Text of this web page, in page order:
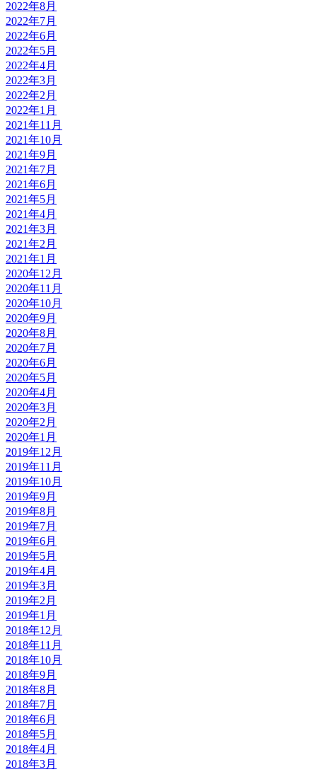
2022年8月
2022年7月
2022年6月
2022年5月
2022年4月
2022年3月
2022年2月
2022年1月
2021年11月
2021年10月
2021年9月
2021年7月
2021年6月
2021年5月
2021年4月
2021年3月
2021年2月
2021年1月
2020年12月
2020年11月
2020年10月
2020年9月
2020年8月
2020年7月
2020年6月
2020年5月
2020年4月
2020年3月
2020年2月
2020年1月
2019年12月
2019年11月
2019年10月
2019年9月
2019年8月
2019年7月
2019年6月
2019年5月
2019年4月
2019年3月
2019年2月
2019年1月
2018年12月
2018年11月
2018年10月
2018年9月
2018年8月
2018年7月
2018年6月
2018年5月
2018年4月
2018年3月